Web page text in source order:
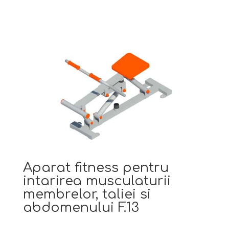
Aparat fitness pentru
intarirea musculaturii
membrelor, taliei si
abdomenului F.13